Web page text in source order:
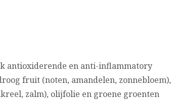
antioxiderende en anti-inflammatory
fruit (noten, amandelen, zonnebloem),
zalm), olijfolie en groene groenten